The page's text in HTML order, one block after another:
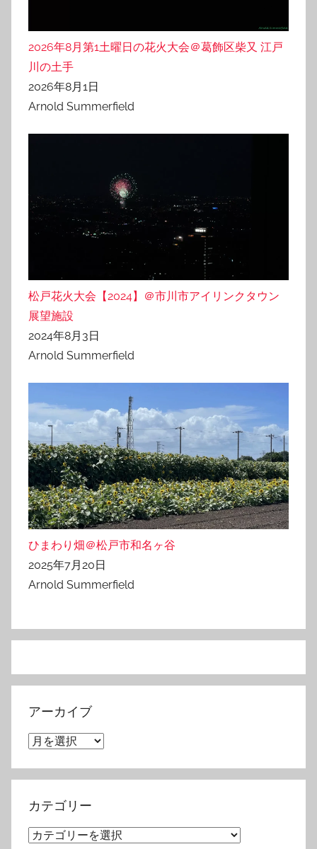
2026年8月第1土曜日の花火大会＠葛飾区柴又 江戸
川の土手
2026年8月1日
Arnold Summerfield
松戸花火大会【2024】＠市川市アイリンクタウン
展望施設
2024年8月3日
Arnold Summerfield
ひまわり畑＠松戸市和名ヶ谷
2025年7月20日
Arnold Summerfield
アーカイブ
ア
カ
イ
カテゴリー
カ